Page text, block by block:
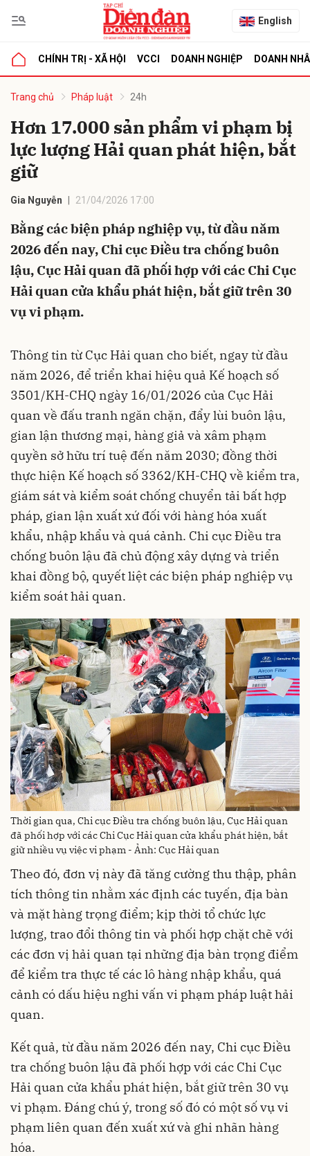
English
CHÍNH TRỊ - XÃ HỘI VCCI DOANH NGHIỆP DOANH
Trang chủ Pháp luật 24h
Hơn 17.000 sản phẩm vi phạm bị
lực lượng Hải quan phát hiện, bắt
giữ
Gia Nguyễn 21/04/2026 17:00
Bằng các biện pháp nghiệp vụ, từ đầu năm
2026 đến nay, Chi cục Điều tra chống buôn
lậu, Cục Hải quan đã phối hợp với các Chi Cục
Hải quan cửa khẩu phát hiện, bắt giữ trên 30
vụ vi phạm.
Thông tin từ Cục Hải quan cho biết, ngay từ đầu
năm 2026, để triển khai hiệu quả Kế hoạch số
3501/KH-CHQ ngày 16/01/2026 của Cục Hải
quan về đấu tranh ngăn chặn, đẩy lùi buôn lậu,
gian lận thương mại, hàng giả và xâm phạm
quyền sở hữu trí tuệ đến năm 2030; đồng thời
thực hiện Kế hoạch số 3362/KH-CHQ về kiểm tra,
giám sát và kiểm soát chống chuyển tải bất hợp
pháp, gian lận xuất xứ đối với hàng hóa xuất
khẩu, nhập khẩu và quá cảnh. Chi cục Điều tra
chống buôn lậu đã chủ động xây dựng và triển
khai đồng bộ, quyết liệt các biện pháp nghiệp vụ
kiểm soát hải quan.
Thời gian qua, Chi cục Điều tra chống buôn lậu, Cục Hải quan
đã phối hợp với các Chi Cục Hải quan cửa khẩu phát hiện, bắt
giữ nhiều vụ việc vi phạm - Ảnh: Cục Hải quan
Theo đó, đơn vị này đã tăng cường thu thập, phân
tích thông tin nhằm xác định các tuyến, địa bàn
và mặt hàng trọng điểm; kịp thời tổ chức lực
lượng, trao đổi thông tin và phối hợp chặt chẽ với
các đơn vị hải quan tại những địa bàn trọng điểm
để kiểm tra thực tế các lô hàng nhập khẩu, quá
cảnh có dấu hiệu nghi vấn vi phạm pháp luật hải
quan.
Kết quả, từ đầu năm 2026 đến nay, Chi cục Điều
tra chống buôn lậu đã phối hợp với các Chi Cục
Hải quan cửa khẩu phát hiện, bắt giữ trên 30 vụ
vi phạm. Đáng chú ý, trong số đó có một số vụ vi
phạm liên quan đến xuất xứ và ghi nhãn hàng
hóa.
luận
Hủy